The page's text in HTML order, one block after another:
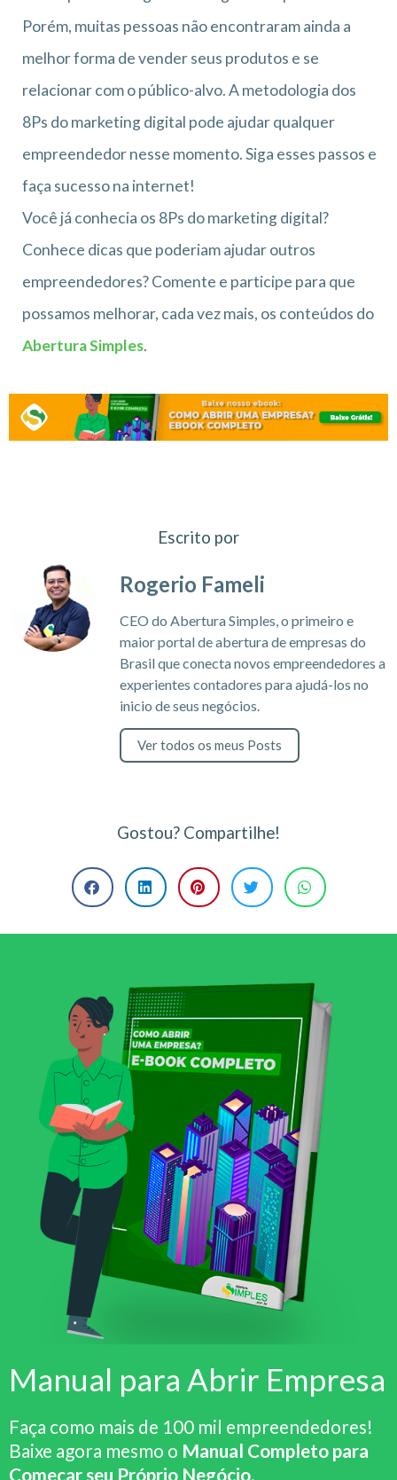
Porém, muitas pessoas não encontraram ainda a
melhor forma de vender seus produtos e se
relacionar com o público-alvo. A metodologia dos
8Ps do marketing digital pode ajudar qualquer
empreendedor nesse momento. Siga esses passos e
faça sucesso na internet!
Você já conhecia os 8Ps do marketing digital?
Conhece dicas que poderiam ajudar outros
empreendedores? Comente e participe para que
possamos melhorar, cada vez mais, os conteúdos do
Abertura Simples.
Escrito por
Rogerio Fameli
CEO do Abertura Simples, o primeiro e
maior portal de abertura de empresas do
Brasil que conecta novos empreendedores a
experientes contadores para ajudá-los no
inicio de seus negócios.
Ver todos os meus Posts
Gostou? Compartilhe!
Manual para Abrir Empresa
Faça como mais de 100 mil empreendedores!
Baixe agora mesmo o Manual Completo para
Começar seu Próprio Negócio.